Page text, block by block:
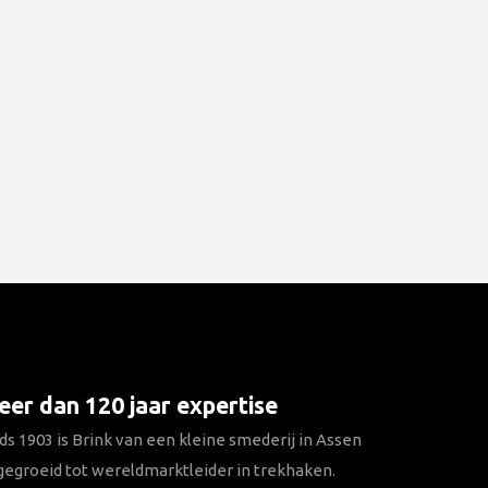
dan 120 jaar expertise
1903 is Brink van een kleine smederij in Assen
tot wereldmarktleider in trekhaken.